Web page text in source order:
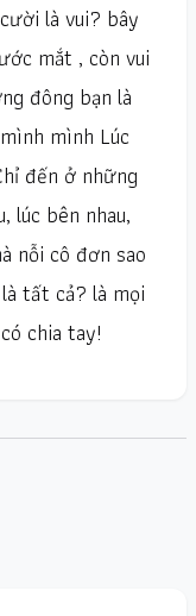
là vui? bây
mắt , còn vui
đông bạn là
mình Lúc
đến ở những
lúc bên nhau,
nỗi cô đơn sao
tất cả? là mọi
chia tay!